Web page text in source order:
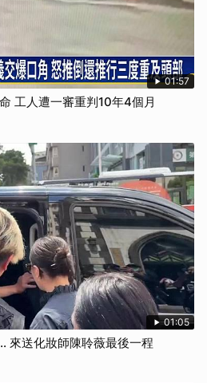
01:57
工人遭一審重判10年4個月
01:05
來送化妝師陳聆薇最後一程